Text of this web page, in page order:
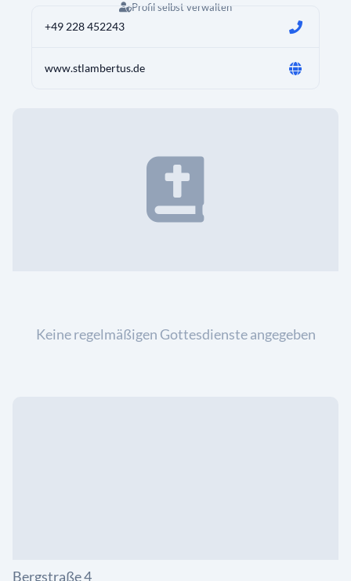
Profil selbst verwalten
+49 228 452243
www.stlambertus.de
Keine regelmäßigen Gottesdienste angegeben
Bergstraße 4